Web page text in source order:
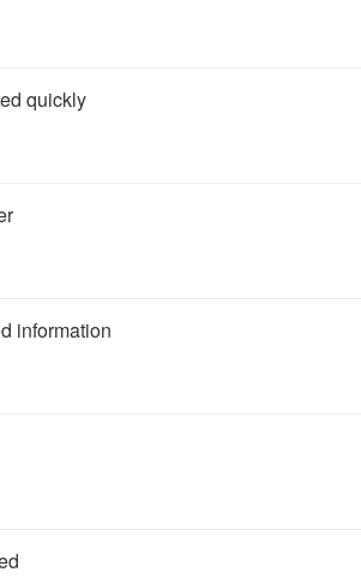
quickly
information